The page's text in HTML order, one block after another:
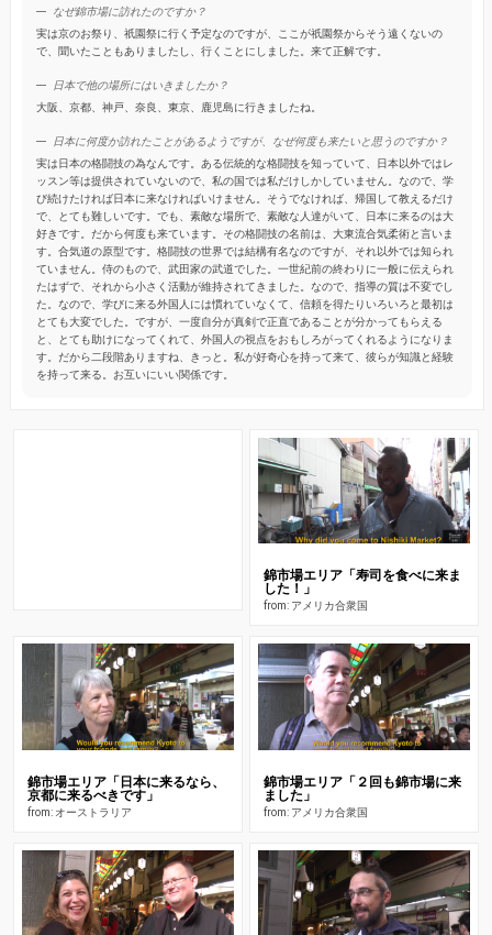
なぜ錦市場に訪れたのですか？
実は京のお祭り、祇園祭に行く予定なのですが、ここが祇園祭からそう遠くないの
で、聞いたこともありましたし、行くことにしました。来て正解です。
日本で他の場所にはいきましたか？
大阪、京都、神戸、奈良、東京、鹿児島に行きましたね。
日本に何度か訪れたことがあるようですが、なぜ何度も来たいと思うのですか？
実は日本の格闘技の為なんです。ある伝統的な格闘技を知っていて、日本以外ではレ
ッスン等は提供されていないので、私の国では私だけしかしていません。なので、学
び続けたければ日本に来なければいけません。そうでなければ、帰国して教えるだけ
で、とても難しいです。でも、素敵な場所で、素敵な人達がいて、日本に来るのは大
好きです。だから何度も来ています。その格闘技の名前は、大東流合気柔術と言いま
す。合気道の原型です。格闘技の世界では結構有名なのですが、それ以外では知られ
ていません。侍のもので、武田家の武道でした。一世紀前の終わりに一般に伝えられ
たはずで、それから小さく活動が維持されてきました。なので、指導の質は不変でし
た。なので、学びに来る外国人には慣れていなくて、信頼を得たりいろいろと最初は
とても大変でした。ですが、一度自分が真剣で正直であることが分かってもらえる
と、とても助けになってくれて、外国人の視点をおもしろがってくれるようになりま
す。だから二段階ありますね、きっと。私が好奇心を持って来て、彼らが知識と経験
を持って来る。お互いにいい関係です。
錦市場エリア「寿司を食べに来ま
した！」
from: アメリカ合衆国
錦市場エリア「日本に来るなら、
京都に来るべきです」
from: オーストラリア
錦市場エリア「２回も錦市場に来
ました」
from: アメリカ合衆国